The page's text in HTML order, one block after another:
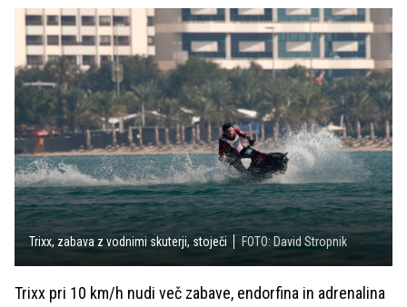
Trixx, zabava z vodnimi skuterji, stoječi FOTO: David Stropnik
Trixx pri 10 km/h nudi več zabave, endorfina in adrenalina